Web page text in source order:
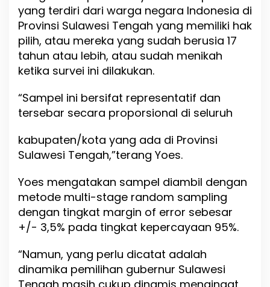
yang terdiri dari warga negara Indonesia di
Provinsi Sulawesi Tengah yang memiliki hak
pilih, atau mereka yang sudah berusia 17
tahun atau lebih, atau sudah menikah
ketika survei ini dilakukan.
“Sampel ini bersifat representatif dan
tersebar secara proporsional di seluruh
kabupaten/kota yang ada di Provinsi
Sulawesi Tengah,”terang Yoes.
Yoes mengatakan sampel diambil dengan
metode multi-stage random sampling
dengan tingkat margin of error sebesar
+/- 3,5% pada tingkat kepercayaan 95%.
“Namun, yang perlu dicatat adalah
dinamika pemilihan gubernur Sulawesi